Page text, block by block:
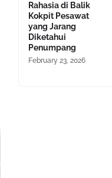
Rahasia di Balik
Kokpit Pesawat
yang Jarang
Diketahui
Penumpang
February 23, 2026